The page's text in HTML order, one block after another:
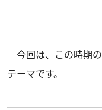
今回は、この時期
テーマです。